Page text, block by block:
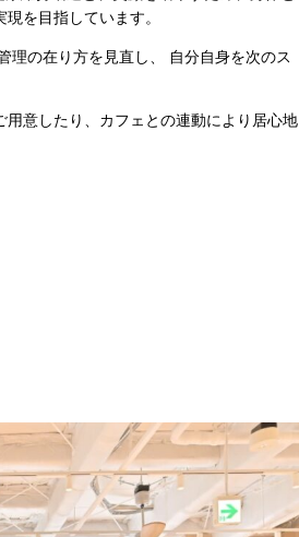
を目指しています。
理の在り⽅を⾒直し、 ⾃分⾃⾝を次のス
⽤意したり、カフェとの連動により居心地